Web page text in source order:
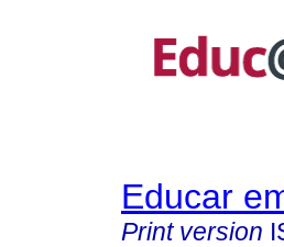
Educar
Print version